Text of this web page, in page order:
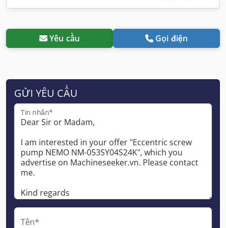
Yêu cầu Gọi điện
GỬI YÊU CẦU
Tin nhắn*
Tên*